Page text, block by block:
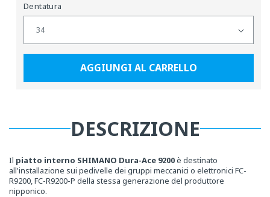
Dentatura
AGGIUNGI AL CARRELLO
DESCRIZIONE
Il piatto interno SHIMANO Dura-Ace 9200è destinato
all'installazione sui pedivelle dei gruppi meccanici o elettronici FC-
R9200, FC-R9200-P della stessa generazione del produttore
nipponico.